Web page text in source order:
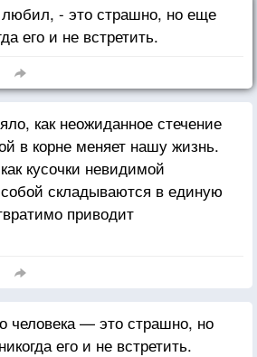
любил, - это страшно, но еще
его и не встретить.
как неожиданное стечение
в корне меняет нашу жизнь.
кусочки невидимой
складываются в единую
приводит
человека — это страшно, но
его и не встретить.